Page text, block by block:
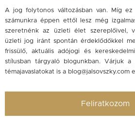
A jog folytonos változásban van. Míg ez
számunkra éppen ettől lesz még
szeretnénk az üzleti élet szereplőivel,
üzleti jog iránt spontán érdeklődőkkel
frissülő, aktuális adójogi és
stílusban tárgyaló blogunkban. Várjuk a
témajavaslatokat is a blog@jalsovszky.com
Feliratkozom